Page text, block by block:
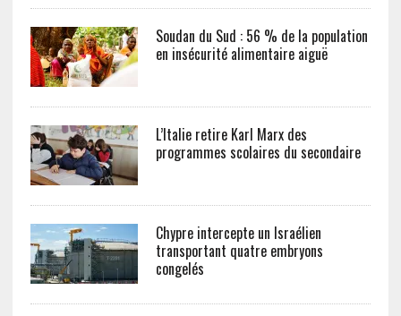
Soudan du Sud : 56 % de la population
en insécurité alimentaire aiguë
L’Italie retire Karl Marx des
programmes scolaires du secondaire
Chypre intercepte un Israélien
transportant quatre embryons
congelés